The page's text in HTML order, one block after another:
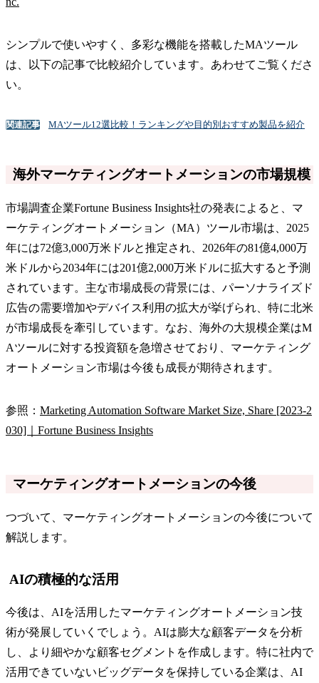
シンプルで使いやすく、多彩な機能を搭載したMAツール
は、以下の記事で比較紹介しています。あわせてご覧くださ
い。
関連記事 MAツール12選比較！ランキングや目的別おすすめ製品を紹介
海外マーケティングオートメーションの市場規模
市場調査企業Fortune Business Insights社の発表によると、マ
ーケティングオートメーション（MA）ツール市場は、2025
年には72億3,000万米ドルと推定され、2026年の81億4,000万
米ドルから2034年には201億2,000万米ドルに拡大すると予測
されています。主な市場成長の背景には、パーソナライズド
広告の需要増加やデバイス利用の拡大が挙げられ、特に北米
が市場成長を牽引しています。なお、海外の大規模企業はM
Aツールに対する投資額を急増させており、マーケティング
オートメーション市場は今後も成長が期待されます。
参照： Marketing Automation Software Market Size, Share [2023-2
030]｜Fortune Business Insights
マーケティングオートメーションの今後
つづいて、マーケティングオートメーションの今後について
解説します。
AIの積極的な活用
今後は、AIを活用したマーケティングオートメーション技
術が発展していくでしょう。AIは膨大な顧客データを分析
し、より細やかな顧客セグメントを作成します。特に社内で
活用できていないビッグデータを保持している企業は、AI